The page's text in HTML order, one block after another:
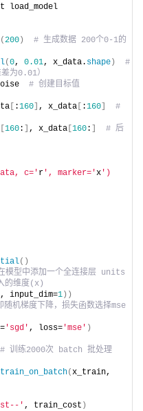
load_model
(200)
# 生成数据 200个0-1的
(0, 0.01, x_data. shape)
#
为0.01）
# 创建目标值
[ :160] , x_data [ :160]
#
[160: ] , x_data [160: ]
# 后
c=' r ', marker='x ')
()
模型中添加一个全连接层 units
的维度(x)
, input_dim=1))
机梯度下降，损失函数选择mse
'sgd' , loss= 'mse' )
# 训练2000次 batch 批处理
train_on_batch(x_train,
' , train_cost )